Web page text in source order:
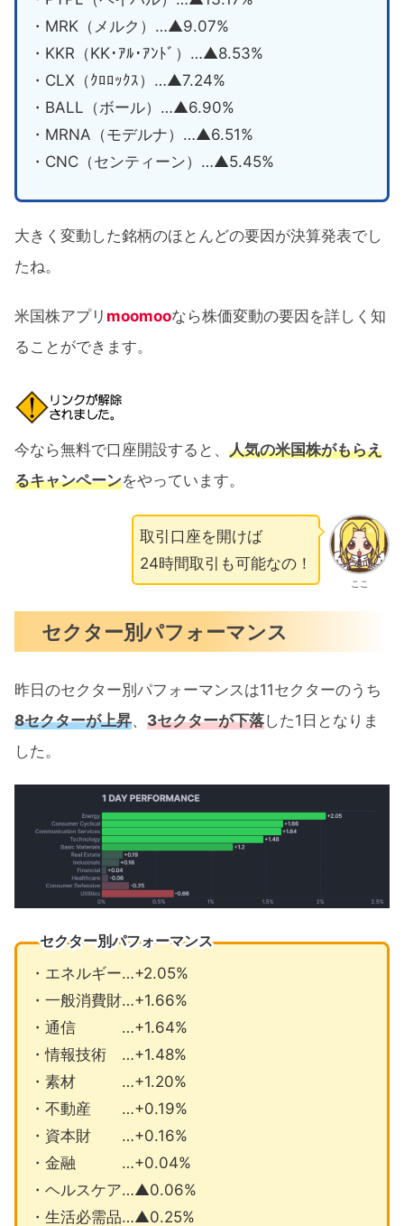
・MRK（メルク）…▲9.07%
・KKR（KK･ｱﾙ･ｱﾝﾄﾞ）…▲8.53%
・CLX（ｸﾛﾛｯｸｽ）…▲7.24%
・BALL（ボール）…▲6.90%
・MRNA（モデルナ）…▲6.51%
・CNC（センティーン）…▲5.45%
大きく変動した銘柄のほとんどの要因が決算発表でし
たね。
米国株アプリ moomooなら株価変動の要因を詳しく知
ることができます。
今なら無料で口座開設すると、 人気の米国株がもらえ
るキャンペーンをやっています。
ここ
取引口座を開けば
24時間取引も可能なの！
セクター別パフォーマンス
昨日のセクター別パフォーマンスは11セクターのうち
8セクターが上昇、 3セクターが下落した1日となりま
した。
セクター別パフォーマンス
・エネルギー…+2.05%
・一般消費財…+1.66%
・通信 …+1.64%
・情報技術 …+1.48%
・素材 …+1.20%
・不動産 …+0.19%
・資本財 …+0.16%
・金融 …+0.04%
・ヘルスケア…▲0.06%
・生活必需品…▲0.25%